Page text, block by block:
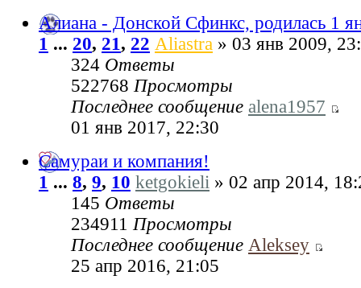
Алиана - Донской Сфинкс, родилась 1
1 ... 20, 21, 22 Aliastra » 03 янв 2009,
324 Ответы
522768 Просмотры
Последнее сообщение alena1957
01 янв 2017, 22:30
Самураи и компания!
1 ... 8, 9, 10 ketgokieli » 02 апр 2014,
145 Ответы
234911 Просмотры
Последнее сообщение Aleksey
25 апр 2016, 21:05